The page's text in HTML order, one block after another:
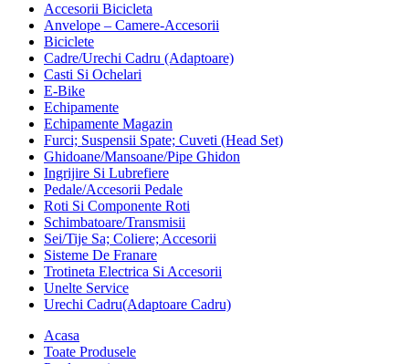
Accesorii Bicicleta
Anvelope – Camere-Accesorii
Biciclete
Cadre/Urechi Cadru (Adaptoare)
Casti Si Ochelari
E-Bike
Echipamente
Echipamente Magazin
Furci; Suspensii Spate; Cuveti (Head Set)
Ghidoane/Mansoane/Pipe Ghidon
Ingrijire Si Lubrefiere
Pedale/Accesorii Pedale
Roti Si Componente Roti
Schimbatoare/Transmisii
Sei/Tije Sa; Coliere; Accesorii
Sisteme De Franare
Trotineta Electrica Si Accesorii
Unelte Service
Urechi Cadru(Adaptoare Cadru)
Acasa
Toate Produsele